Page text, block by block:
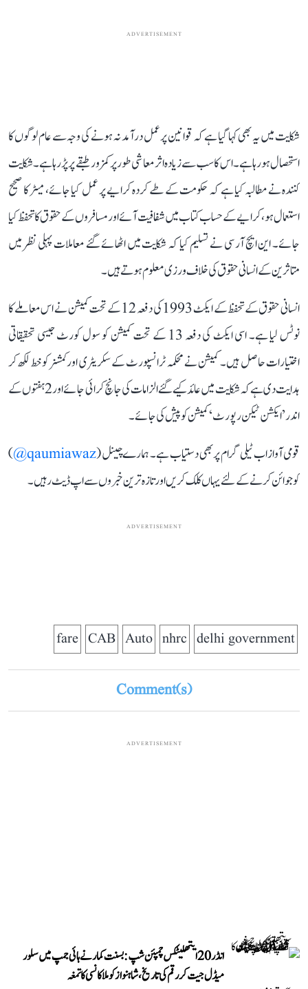
ADVERTISEMENT
شکایت میں یہ بھی کہا گیا ہے کہ قوانین پر عمل درآمد نہ ہونے کی وجہ سے عام لوگوں کا
استحصال ہو رہا ہے۔ اس کا سب سے زیادہ اثر معاشی طور پر کمزور طبقے پر پڑ رہا ہے۔ شکایت
کنندہ نے مطالبہ کیا ہے کہ حکومت کے طے کردہ کرایے پر عمل کیا جائے، میٹر کا صحیح
استعمال ہو، کرایے کے حساب کتاب میں شفافیت آئے اور مسافروں کے حقوق کا تحفظ کیا
جائے۔ این ایچ آر سی نے تسلیم کیا کہ شکایت میں اٹھائے گئے معاملات پہلی نظر میں
متاثرین کے انسانی حقوق کی خلاف ورزی معلوم ہوتے ہیں۔
انسانی حقوق کے تحفظ کے ایکٹ 1993 کی دفعہ 12 کے تحت کمیشن نے اس معاملے کا
نوٹس لیا ہے۔ اسی ایکٹ کی دفعہ 13 کے تحت کمیشن کو سول کورٹ جیسی تحقیقاتی
اختیارات حاصل ہیں۔ کمیشن نے محکمہ ٹرانسپورٹ کے سکریٹری اور کمشنر کو خط لکھ کر
ہدایت دی ہے کہ شکایت میں عائد کیے گئے الزامات کی جانچ کرائی جائے اور 2 ہفتوں کے
اندر ’ایکشن ٹیکن رپورٹ‘ کمیشن کو پیش کی جائے۔
قومی آواز اب ٹیلی گرام پر بھی دستیاب ہے۔ ہمارے چینل (qaumiawaz@
)
کو جوائن کرنے کے لئے یہاں کلک کریں اور تازہ ترین خبروں سے اپ ڈیٹ رہیں۔
ADVERTISEMENT
delhi government
nhrc
Auto
CAB
fare
Comment(s)
ADVERTISEMENT
انڈر 20 ایتھلیٹکس چمپئن شپ: بسنت کمار نے ہائی جمپ میں سلور
میڈل جیت کر رقم کی تاریخ، شاہنواز کو ملا کانسی کا تمغہ